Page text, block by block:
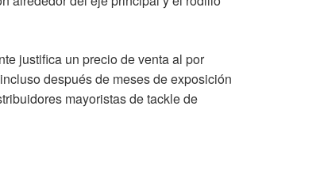
justifica un precio de venta al por
después de meses de exposición
mayoristas de tackle de